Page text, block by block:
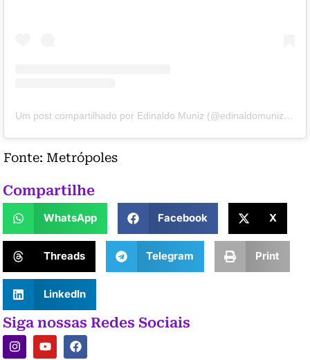
Um post compartilhado por Edinaldo Muniz (@edinaldomuniz.ac)
Fonte: Metrópoles
Compartilhe
WhatsApp Facebook X
Threads Telegram Print
LinkedIn
Siga nossas Redes Sociais